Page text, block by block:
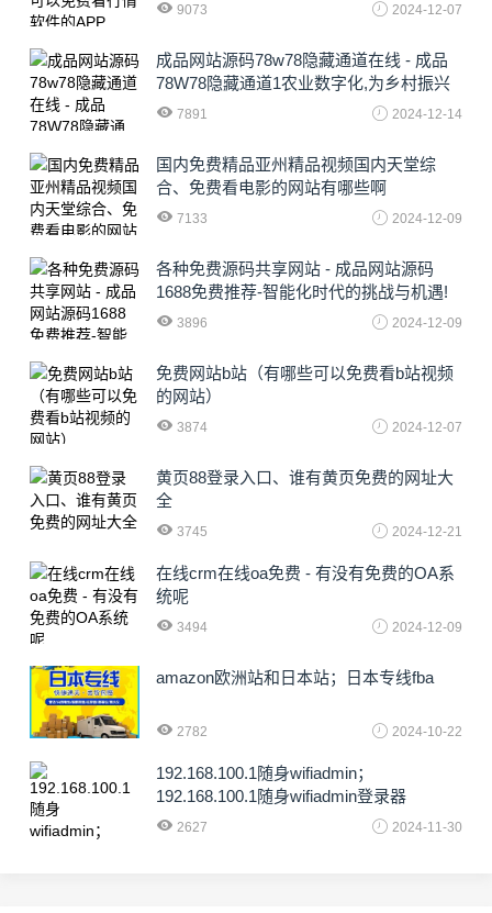
9073 2024-12-07
成品网站源码78w78隐藏通道在线 - 成品
78W78隐藏通道1农业数字化,为乡村振兴
注入新动力
7891 2024-12-14
国内免费精品亚州精品视频国内天堂综
合、免费看电影的网站有哪些啊
7133 2024-12-09
各种免费源码共享网站 - 成品网站源码
1688免费推荐-智能化时代的挑战与机遇!
3896 2024-12-09
免费网站b站（有哪些可以免费看b站视频
的网站）
3874 2024-12-07
黄页88登录入口、谁有黄页免费的网址大
全
3745 2024-12-21
在线crm在线oa免费 - 有没有免费的OA系
统呢
3494 2024-12-09
amazon欧洲站和日本站；日本专线fba
2782 2024-10-22
192.168.100.1随身wifiadmin；
192.168.100.1随身wifiadmin登录器
2627 2024-11-30